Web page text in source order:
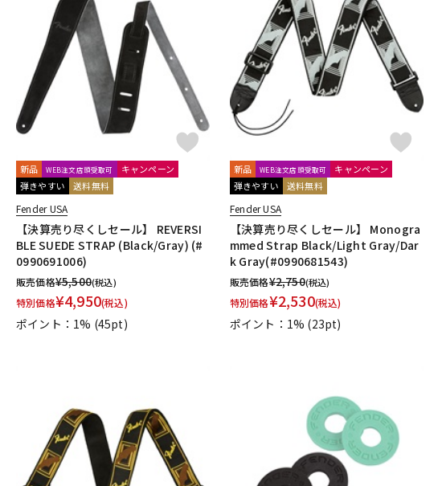
新品 WEB注文店頭受取可
キャンペーン
弾きやすい
送料無料
Fender USA
【決算売り尽くしセール】 REVERSI
BLE SUEDE STRAP (Black/Gray) (#
0990691006)
販売価格¥5,500(税込)
特別価格¥4,950(税込)
ポイント：1% (45pt)
新品 WEB注文店頭受取可
キャンペーン
弾きやすい
送料無料
Fender USA
【決算売り尽くしセール】 Monogra
mmed Strap Black/Light Gray/Dar
k Gray(#0990681543)
販売価格¥2,750(税込)
特別価格¥2,530(税込)
ポイント：1% (23pt)